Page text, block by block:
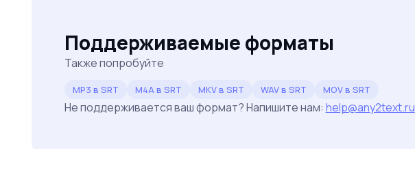
Поддерживаемые форматы
Также попробуйте
MP3 в SRT M4A в SRT MKV в SRT WAV в SRT MOV в SRT
Не поддерживается ваш формат? Напишите нам: help@any2text.ru